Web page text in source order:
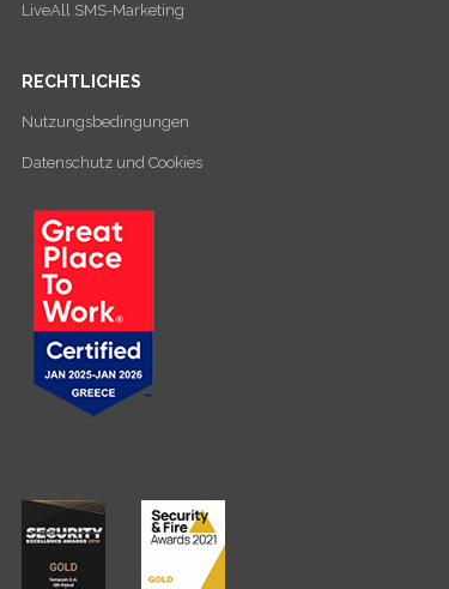
LiveAll SMS-Marketing
RECHTLICHES
Nutzungsbedingungen
Datenschutz und Cookies